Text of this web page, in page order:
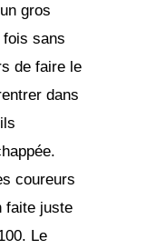
gros
sans
de faire le
dans
coureurs
faite juste
Le